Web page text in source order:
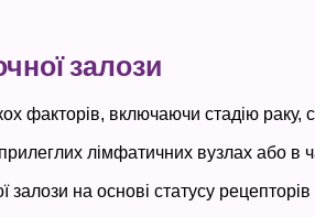
залози
факторів, включаючи стадію раку,
лімфатичних вузлах або в
на основі статусу рецепторів